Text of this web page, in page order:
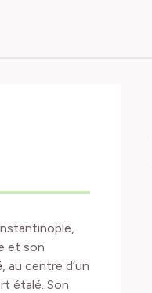
et son
, au centre d’un
étalé. Son